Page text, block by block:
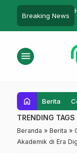
Breaking News
Dekade Mengabdi
menu
home Berita
TRENDING TAGS
Beranda » Berita »
Akademik di Era